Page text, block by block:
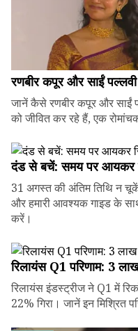
रणबीर कपूर और साईं
जानें कैसे रणबीर कपूर और साईं
को जीवित कर रहे हैं, एक
दंड से बचें: समय पर आयकर
31 अगस्त की अंतिम तिथि न
और हमारी आवश्यक गाइड के
करें।
रिलायंस Q1 परिणाम: ₹3
रिलायंस इंडस्ट्रीज ने Q1 में
22% गिरा। जानें इन मिश्रित